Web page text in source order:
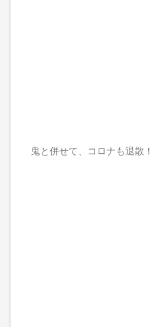
鬼と併せて、コロナも退散！